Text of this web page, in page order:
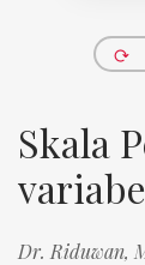
Skala
Dr. Riduwan,